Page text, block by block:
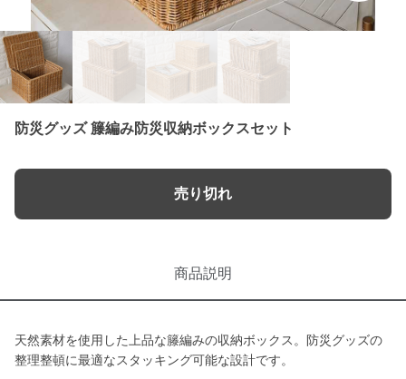
防災グッズ 籐編み防災収納ボックスセット
売り切れ
商品説明
天然素材を使用した上品な籐編みの収納ボックス。防災グッズの
整理整頓に最適なスタッキング可能な設計です。